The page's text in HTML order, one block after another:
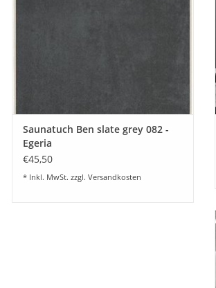
Saunatuch Ben slate grey 082 -
Egeria
€45,50
* Inkl. MwSt. zzgl. Versandkosten